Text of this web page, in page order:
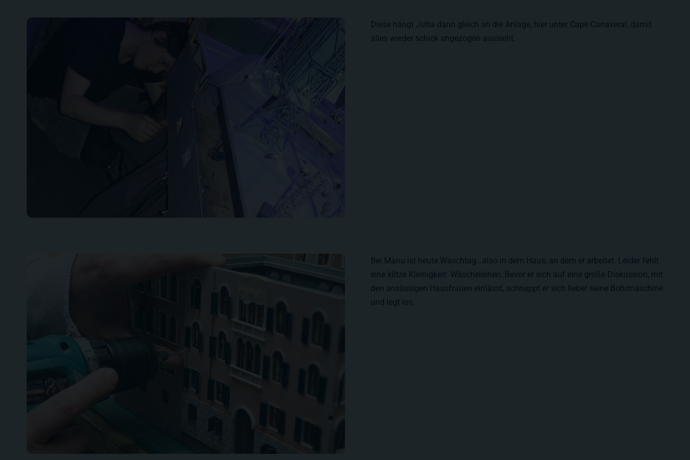
Diese hängt Jutta dann gleich an die Anlage, hier unter Cape Canaveral, damit
alles wieder schick angezogen aussieht.
Bei Manu ist heute Waschtag…also in dem Haus, an dem er arbeitet. Leider fehlt
eine klitze Kleinigkeit: Wäscheleinen. Bevor er sich auf eine große Diskussion, mit
den ansässigen Hausfrauen einlässt, schnappt er sich lieber seine Bohrmaschine
und legt los.